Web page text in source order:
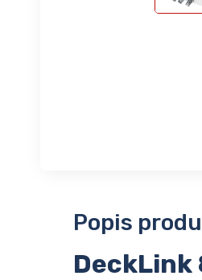
Popis
DeckLink